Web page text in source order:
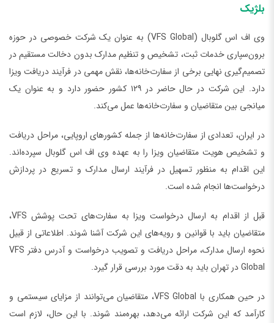
بلژیک
وی اف اس گلوبال (VFS Global) به عنوان یک شرکت خصوصی در حوزه
برون‌سپاری خدمات ثبت، تشخیص و تنظیم مدارک بدون دخالت مستقیم در
تصمیم‌گیری نهایی برخی از سفارت‌خانه‌ها، نقش مهمی در فرآیند دریافت ویزا
دارد. این شرکت در حال حاضر در ۱۲۹ کشور حضور دارد و به عنوان یک
میانجی بین متقاضیان و سفارت‌خانه‌ها عمل می‌کند.
در ایران، تعدادی از سفارت‌خانه‌ها از جمله کشورهای اروپایی، مراحل دریافت
و تشخیص هویت متقاضیان ویزا را به عهده وی اف اس گلوبال سپرده‌اند.
این اقدام به منظور تسهیل در فرآیند ارسال مدارک و تسریع در پردازش
درخواست‌ها انجام شده است.
قبل از اقدام به ارسال درخواست ویزا به سفارت‌های تحت پوشش VFS،
متقاضیان باید با قوانین و رویه‌های این شرکت آشنا شوند. اطلاعاتی از قبیل
نحوه ارسال مدارک، مراحل دریافت و تصویب درخواست و آدرس دفتر VFS
Global در تهران باید به دقت مورد بررسی قرار گیرد.
در حین همکاری با VFS Global، متقاضیان می‌توانند از مزایای سیستمی و
کارآمد که این شرکت ارائه می‌دهد، بهره‌مند شوند. با این حال، لازم است